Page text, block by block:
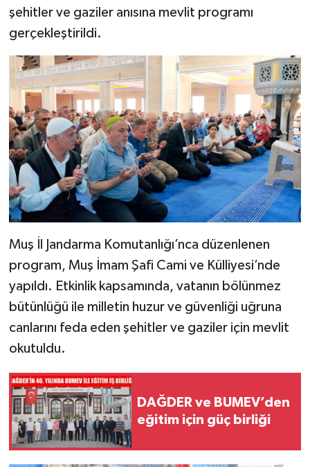
şehitler ve gaziler anısına mevlit programı
gerçekleştirildi.
Muş İl Jandarma Komutanlığı’nca düzenlenen
program, Muş İmam Şafi Cami ve Külliyesi’nde
yapıldı. Etkinlik kapsamında, vatanın bölünmez
bütünlüğü ile milletin huzur ve güvenliği uğruna
canlarını feda eden şehitler ve gaziler için mevlit
okutuldu.
DAĞDER ve BUMEV’den
eğitim için güç birliği
Varto